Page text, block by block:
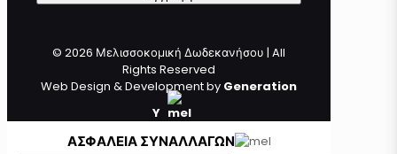
© 2026 Μελισσοκομική Δωδεκανήσου | All
Rights Reserved
Web Design & Development by Generation
Y
ΑΣΦΑΛΕΙΑ ΣΥΝΑΛΛΑΓΩΝ